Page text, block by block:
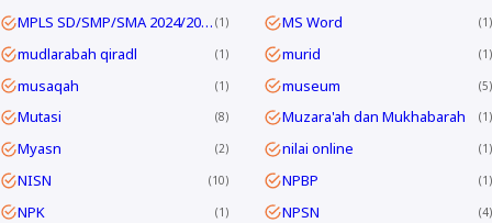
MPLS SD/SMP/SMA 2024/2025 1 MS Word 1
mudlarabah qiradl 1 murid 1
musaqah 1 museum 5
Mutasi 8 Muzara'ah dan Mukhabarah 1
Myasn 2 nilai online 1
NISN 10 NPBP 1
NPK 1 NPSN 4